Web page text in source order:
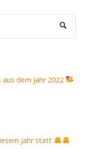
SUCHE
dem Jahr 2022
Jahr statt